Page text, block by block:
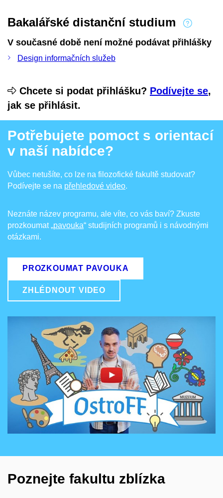
Bakalářské distanční studium
V současné době není možné podávat přihlášky
Design informačních služeb
Chcete si podat přihlášku? Podívejte se,
jak se přihlásit.
Potřebujete pomoct s orientací
v naší nabídce?
Vůbec netušíte, co lze na filozofické fakultě studovat?
Podívejte se na přehledové video.
Neznáte název programu, ale víte, co vás baví? Zkuste
prozkoumat„pavouka“ studijních programů i s návodnými
otázkami.
PROZKOUMAT PAVOUKA
ZHLÉDNOUT VIDEO
Povolit cookies a přehrát
Otevřít na youtube.com
Poznejte fakultu zblízka